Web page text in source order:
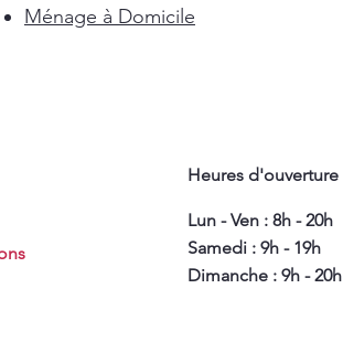
Ménage à Domicile
Heures d'ouverture
Lun - Ven : 8h - 20h
Samedi : 9h - 19h
Dimanche : 9h - 20h